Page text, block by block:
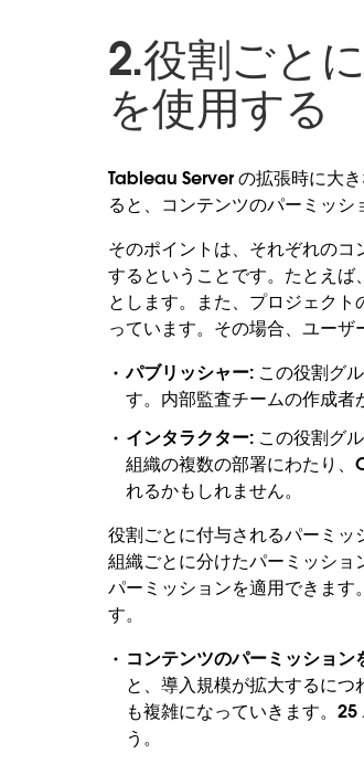
2.役割ごと
を使用する
Tableau Server の拡張時に大
ると、コンテンツのパーミッシ
そのポイントは、それぞれの
するということです。たとえ
とします。また、プロジェク
っています。その場合、ユーザ
パブリッシャー:この役割グ
す。内部監査チームの作成者
インタラクター:この役割グ
組織の複数の部署にわたり
れるかもしれません。
役割ごとに付与されるパーミ
組織ごとに分けたパーミッシ
パーミッションを適用できます
す。
コンテンツのパーミッショ
と、導入規模が拡大するに
も複雑になっていきます。
う。